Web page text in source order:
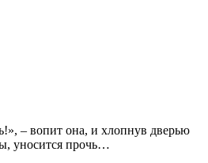
– вопит она, и хлопнув дверью
уносится прочь…